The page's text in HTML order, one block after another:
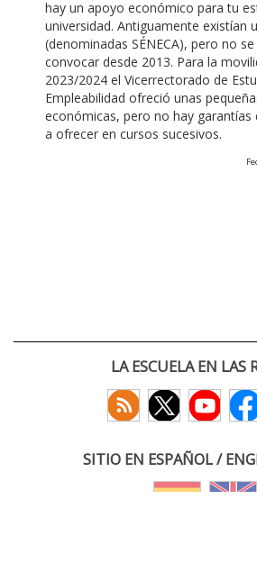
hay un apoyo económico para tu
universidad. Antiguamente existían
(denominadas SÉNECA), pero no
convocar desde 2013. Para la
2023/2024 el Vicerrectorado de
Empleabilidad ofreció unas
económicas, pero no hay garantías
a ofrecer en cursos sucesivos.
LA ESCUELA EN LAS
SITIO EN ESPAÑOL /